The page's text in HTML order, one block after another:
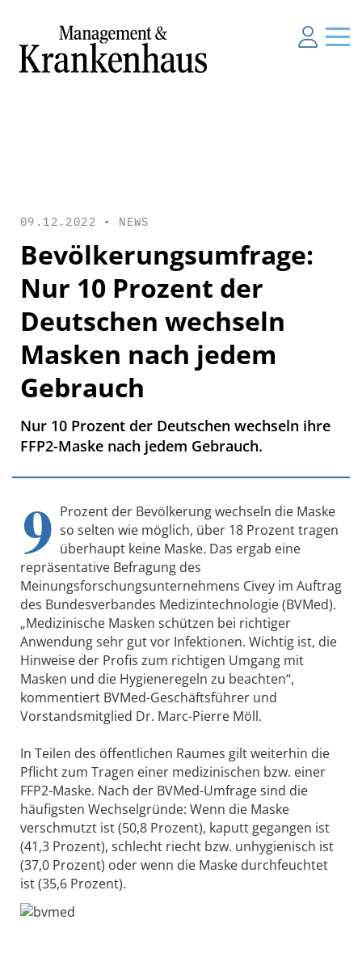
09.12.2022 • NEWS
Bevölkerungsumfrage:
Nur 10 Prozent der
Deutschen wechseln
Masken nach jedem
Gebrauch
Nur 10 Prozent der Deutschen wechseln ihre
FFP2-Maske nach jedem Gebrauch.
9 Prozent der Bevölkerung wechseln die Maske
so selten wie möglich, über 18 Prozent tragen
überhaupt keine Maske. Das ergab eine
repräsentative Befragung des
Meinungsforschungsunternehmens Civey im Auftrag
des Bundesverbandes Medizintechnologie (BVMed).
„Medizinische Masken schützen bei richtiger
Anwendung sehr gut vor Infektionen. Wichtig ist, die
Hinweise der Profis zum richtigen Umgang mit
Masken und die Hygieneregeln zu beachten“,
kommentiert BVMed-Geschäftsführer und
Vorstandsmitglied Dr. Marc-Pierre Möll.
In Teilen des öffentlichen Raumes gilt weiterhin die
Pflicht zum Tragen einer medizinischen bzw. einer
FFP2-Maske. Nach der BVMed-Umfrage sind die
häufigsten Wechselgründe: Wenn die Maske
verschmutzt ist (50,8 Prozent), kaputt gegangen ist
(41,3 Prozent), schlecht riecht bzw. unhygienisch ist
(37,0 Prozent) oder wenn die Maske durchfeuchtet
ist (35,6 Prozent).